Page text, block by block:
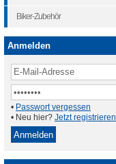
Biker-Zubehör
Anmelden
• Passwort vergessen
• Neu hier? Jetzt registrieren